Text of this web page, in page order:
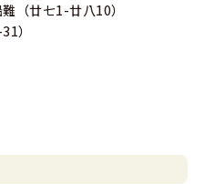
（廿七1-廿八10）
）